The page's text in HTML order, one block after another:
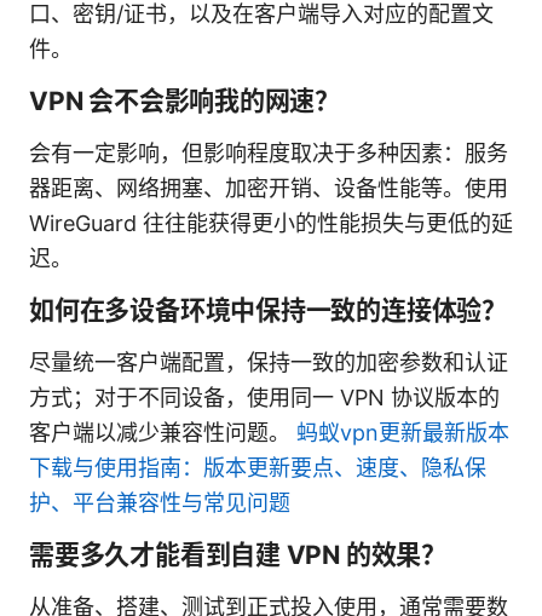
口、密钥/证书，以及在客户端导入对应的配置文
件。
VPN 会不会影响我的网速？
会有一定影响，但影响程度取决于多种因素：服务
器距离、网络拥塞、加密开销、设备性能等。使用
WireGuard 往往能获得更小的性能损失与更低的延
迟。
如何在多设备环境中保持一致的连接体验？
尽量统一客户端配置，保持一致的加密参数和认证
方式；对于不同设备，使用同一 VPN 协议版本的
客户端以减少兼容性问题。 蚂蚁vpn更新最新版本
下载与使用指南：版本更新要点、速度、隐私保
护、平台兼容性与常见问题
需要多久才能看到自建 VPN 的效果？
从准备、搭建、测试到正式投入使用，通常需要数